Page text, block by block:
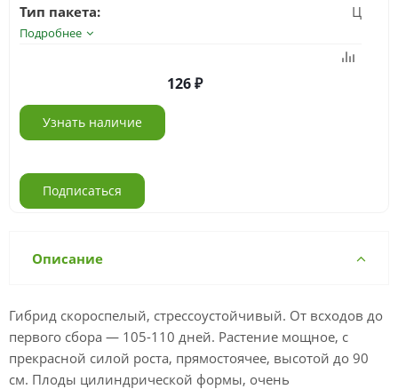
Тип пакета:
Ц
Подробнее
126
Узнать наличие
Подписаться
Описание
Гибрид скороспелый, стрессоустойчивый. От всходов до
первого сбора — 105-110 дней. Растение мощное, с
прекрасной силой роста, прямостоячее, высотой до 90
см. Плоды цилиндрической формы, очень